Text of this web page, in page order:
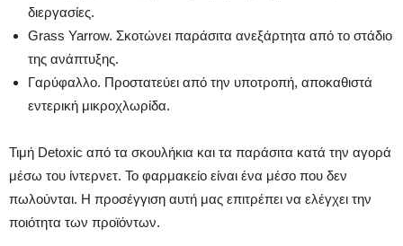
διεργασίες.
Grass Yarrow. Σκοτώνει παράσιτα ανεξάρτητα από το στάδιο
της ανάπτυξης.
Γαρύφαλλο. Προστατεύει από την υποτροπή, αποκαθιστά
εντερική μικροχλωρίδα.
Τιμή Detoxic από τα σκουλήκια και τα παράσιτα κατά την αγορά
μέσω του ίντερνετ. Το φαρμακείο είναι ένα μέσο που δεν
πωλούνται. Η προσέγγιση αυτή μας επιτρέπει να ελέγχει την
ποιότητα των προϊόντων.